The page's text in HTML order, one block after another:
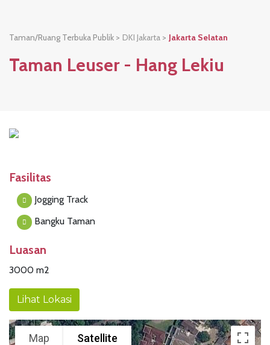
Taman/Ruang Terbuka Publik > DKI Jakarta > Jakarta Selatan
Taman Leuser - Hang Lekiu
Fasilitas
Jogging Track
Bangku Taman
Luasan
3000 m2
Lihat Lokasi
Map Satellite